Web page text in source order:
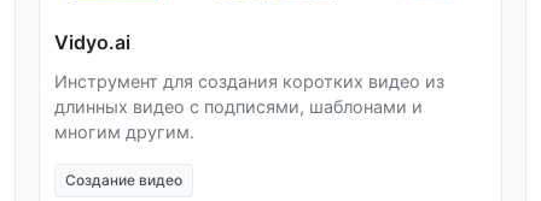
Vidyo.ai
Инструмент для создания коротких видео из
длинных видео с подписями, шаблонами и
многим другим.
Создание видео